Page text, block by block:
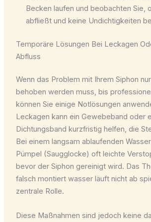
Becken laufen und beobachten Sie,
abfließt und keine Undichtigkeiten
Temporäre Lösungen Bei Leckagen
Abfluss
Wenn das Problem mit Ihrem Siphon
behoben werden muss, bis
können Sie einige Notlösungen
Leckagen kann ein Gewebeband oder
Dichtungsband kurzfristig helfen, die
Bei einem langsam ablaufenden
Pümpel (Saugglocke) oft leichte
bevor der Siphon gereinigt wird. Das
falsch montiert wasser läuft nicht ab
zentrale Rolle.
Diese Maßnahmen sind jedoch keine